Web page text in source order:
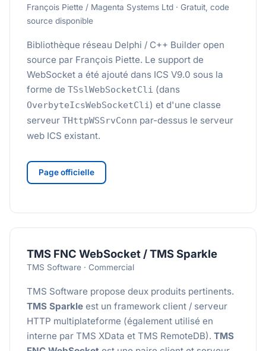
François Piette / Magenta Systems Ltd · Gratuit, code
source disponible
Bibliothèque réseau Delphi / C++ Builder open
source par François Piette. Le support de
WebSocket a été ajouté dans ICS V9.0 sous la
forme de TSslWebSocketCli (dans
OverbyteIcsWebSocketCli) et d'une classe
serveur THttpWSSrvConn par-dessus le serveur
web ICS existant.
Page officielle
TMS FNC WebSocket / TMS Sparkle
TMS Software · Commercial
TMS Software propose deux produits pertinents.
TMS Sparkle est un framework client / serveur
HTTP multiplateforme (également utilisé en
interne par TMS XData et TMS RemoteDB). TMS